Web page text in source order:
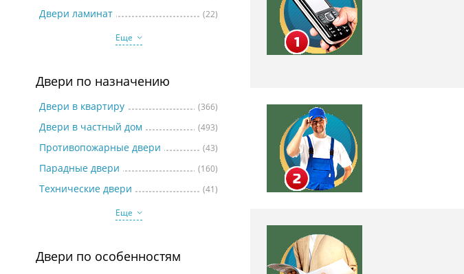
Двери с винилискожей
Двери ламинат
(22)
Еще
Двери по назначению
Двери в квартиру (366)
Двери в частный дом (493)
Противопожарные двери (43)
Парадные двери (160)
Технические двери
(41)
Еще
Двери по особенностям